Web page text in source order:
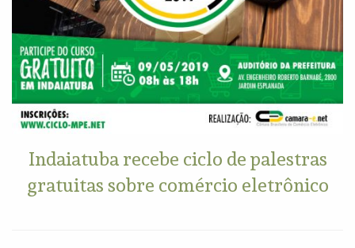
Indaiatuba recebe ciclo de palestras
gratuitas sobre comércio eletrônico